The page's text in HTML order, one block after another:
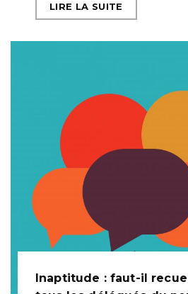
LIRE LA SUITE
Inaptitude : faut-il